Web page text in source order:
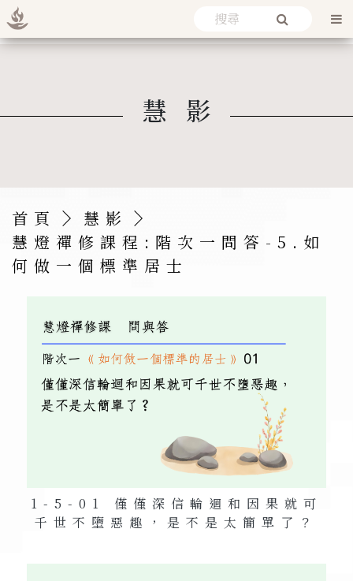
慧影
首頁
慧影
慧燈禪修課程:階次一問答-5. 如
何做一個標準居士
1-5-01 僅僅深信輪迴和因果就可
千世不墮惡趣，是不是太簡單了？